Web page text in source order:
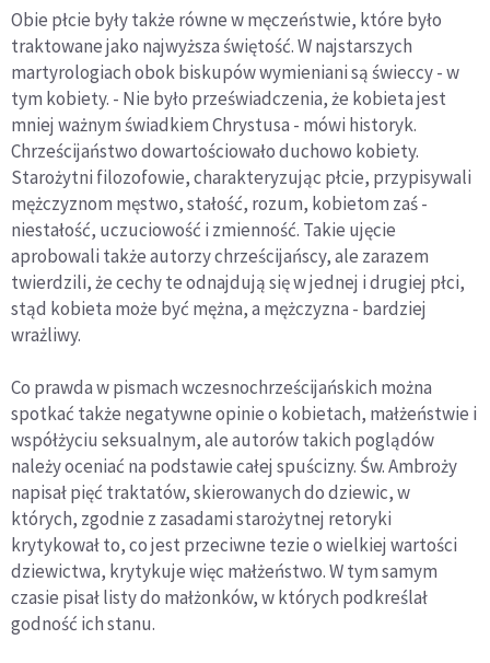
Obie płcie były także równe w męczeństwie, które było
traktowane jako najwyższa świętość. W najstarszych
martyrologiach obok biskupów wymieniani są świeccy - w
tym kobiety. - Nie było przeświadczenia, że kobieta jest
mniej ważnym świadkiem Chrystusa - mówi historyk.
Chrześcijaństwo dowartościowało duchowo kobiety.
Starożytni filozofowie, charakteryzując płcie, przypisywali
mężczyznom męstwo, stałość, rozum, kobietom zaś -
niestałość, uczuciowość i zmienność. Takie ujęcie
aprobowali także autorzy chrześcijańscy, ale zarazem
twierdzili, że cechy te odnajdują się w jednej i drugiej płci,
stąd kobieta może być mężna, a mężczyzna - bardziej
wrażliwy.
Co prawda w pismach wczesnochrześcijańskich można
spotkać także negatywne opinie o kobietach, małżeństwie i
współżyciu seksualnym, ale autorów takich poglądów
należy oceniać na podstawie całej spuścizny. Św. Ambroży
napisał pięć traktatów, skierowanych do dziewic, w
których, zgodnie z zasadami starożytnej retoryki
krytykował to, co jest przeciwne tezie o wielkiej wartości
dziewictwa, krytykuje więc małżeństwo. W tym samym
czasie pisał listy do małżonków, w których podkreślał
godność ich stanu.